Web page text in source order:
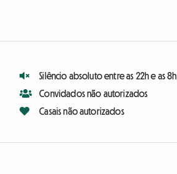
Silêncio absoluto entre as 22h e as 8h
Convidados não autorizados
Casais não autorizados